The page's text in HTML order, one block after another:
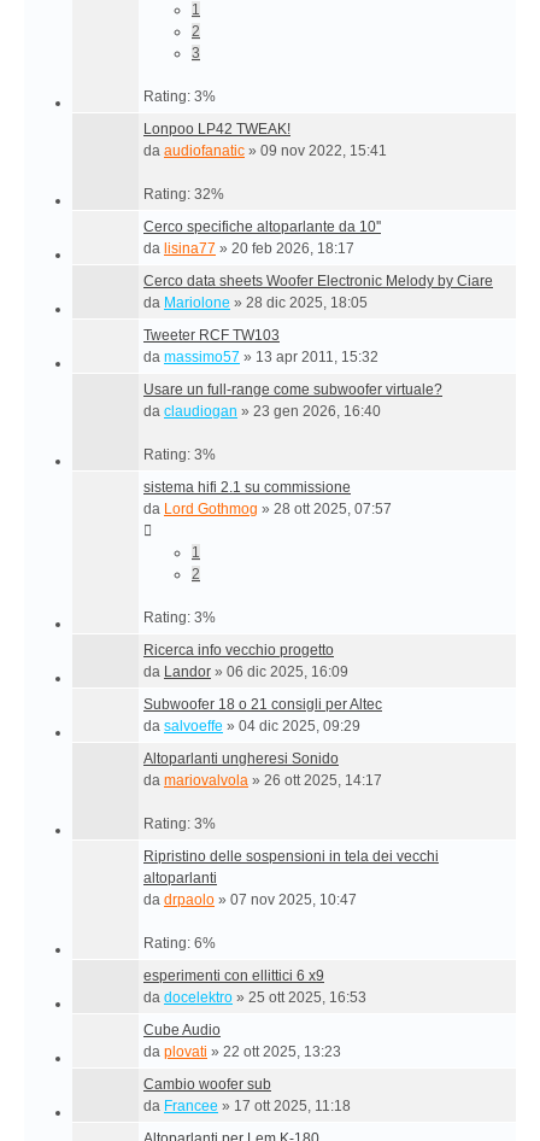
1
2
3
Rating: 3%
Lonpoo LP42 TWEAK!
da audiofanatic » 09 nov 2022, 15:41
Rating: 32%
Cerco specifiche altoparlante da 10''
da lisina77 » 20 feb 2026, 18:17
Cerco data sheets Woofer Electronic Melody by Ciare
da Mariolone » 28 dic 2025, 18:05
Tweeter RCF TW103
da massimo57 » 13 apr 2011, 15:32
Usare un full-range come subwoofer virtuale?
da claudiogan » 23 gen 2026, 16:40
Rating: 3%
sistema hifi 2.1 su commissione
da Lord Gothmog » 28 ott 2025, 07:57
1
2
Rating: 3%
Ricerca info vecchio progetto
da Landor » 06 dic 2025, 16:09
Subwoofer 18 o 21 consigli per Altec
da salvoeffe » 04 dic 2025, 09:29
Altoparlanti ungheresi Sonido
da mariovalvola » 26 ott 2025, 14:17
Rating: 3%
Ripristino delle sospensioni in tela dei vecchi
altoparlanti
da drpaolo » 07 nov 2025, 10:47
Rating: 6%
esperimenti con ellittici 6 x9
da docelektro » 25 ott 2025, 16:53
Cube Audio
da plovati » 22 ott 2025, 13:23
Cambio woofer sub
da Francee » 17 ott 2025, 11:18